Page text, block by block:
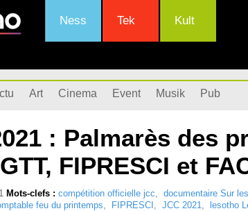
Ness Tek Kult
Art Cinema Event Musik Pub
: Palmarès des
FIPRESCI et
Mots-clefs : compétition officielle jcc, documentaire Sur
feu du printemps, FIPRESCI , JCC 2021, lesotho